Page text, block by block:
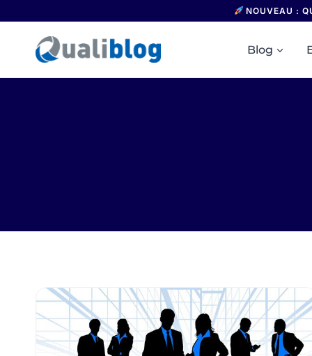
au
contenu
NOUVEAU :
Blog